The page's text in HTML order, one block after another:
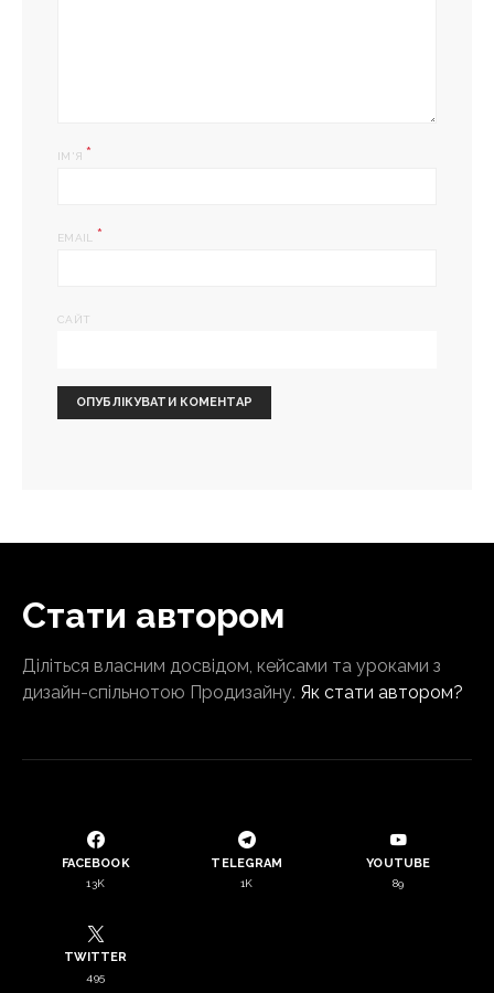
ІМ'Я *
EMAIL *
САЙТ
Стати автором
Діліться власним досвідом, кейсами та уроками з
дизайн-спільнотою Продизайну. Як стати автором?
FACEBOOK
13K
TELEGRAM
1K
YOUTUBE
89
TWITTER
495